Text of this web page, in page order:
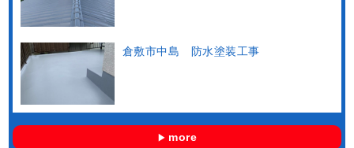
倉敷市中島 防水塗装工事
more